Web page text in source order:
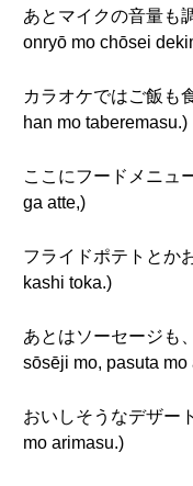
あとマイクの音量も
onryō mo chōsei
カラオケではご飯も
han mo taberemasu.)
ここにフードメニュ
ga atte,)
フライドポテトとか
kashi toka.)
あとはソーセージも
sōsēji mo, pasuta mo
おいしそうなデザー
mo arimasu.)